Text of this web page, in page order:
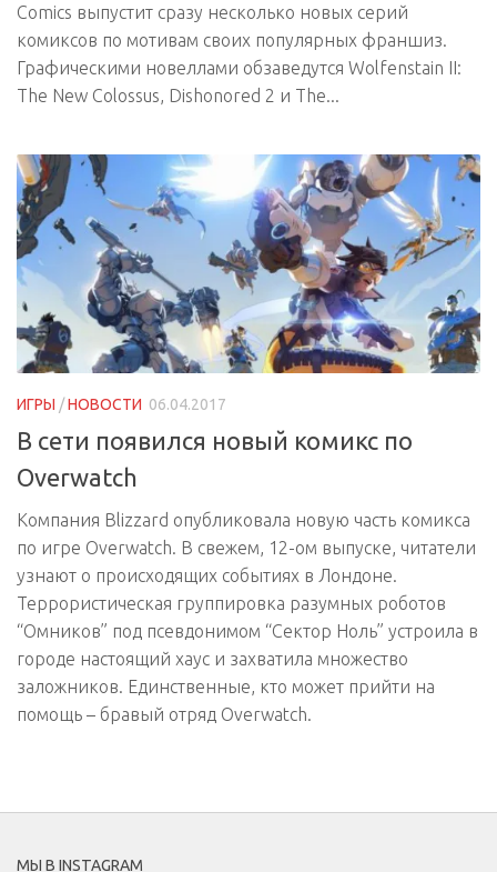
Comics выпустит сразу несколько новых серий
комиксов по мотивам своих популярных франшиз.
Графическими новеллами обзаведутся Wolfenstain II:
The New Colossus, Dishonored 2 и The...
ИГРЫ /НОВОСТИ 06.04.2017
В сети появился новый комикс по
Overwatch
Компания Blizzard опубликовала новую часть комикса
по игре Overwatch. В свежем, 12-ом выпуске, читатели
узнают о происходящих событиях в Лондоне.
Террористическая группировка разумных роботов
“Омников” под псевдонимом “Сектор Ноль” устроила в
городе настоящий хаус и захватила множество
заложников. Единственные, кто может прийти на
помощь – бравый отряд Overwatch.
МЫ В INSTAGRAM